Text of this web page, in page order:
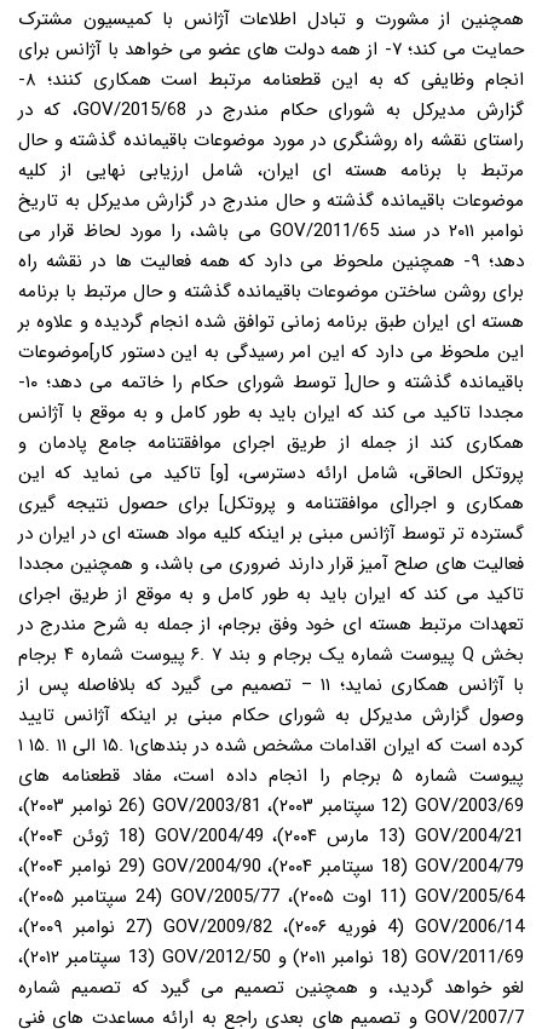
همچنین از مشورت و تبادل اطلاعات آژانس با کمیسیون مشترک
حمایت می کند؛ ۷- از همه دولت های عضو می خواهد با آژانس برای
انجام وظایفی که به این قطعنامه مرتبط است همکاری کنند؛ ۸-
گزارش مدیرکل به شورای حکام مندرج در GOV/2015/68، که در
راستای نقشه راه روشنگری در مورد موضوعات باقیمانده گذشته و حال
مرتبط با برنامه هسته ای ایران، شامل ارزیابی نهایی از کلیه
موضوعات باقیمانده گذشته و حال مندرج در گزارش مدیرکل به تاریخ
نوامبر ۲۰۱۱ در سند GOV/2011/65 می باشد، را مورد لحاظ قرار می
دهد؛ ۹- همچنین ملحوظ می دارد که همه فعالیت ها در نقشه راه
برای روشن ساختن موضوعات باقیمانده گذشته و حال مرتبط با برنامه
هسته ای ایران طبق برنامه زمانی توافق شده انجام گردیده و علاوه بر
این ملحوظ می دارد که این امر رسیدگی به این دستور کار]موضوعات
باقیمانده گذشته و حال[ توسط شورای حکام را خاتمه می دهد؛ ۱۰-
مجددا تاکید می کند که ایران باید به طور کامل و به موقع با آژانس
همکاری کند از جمله از طریق اجرای موافقتنامه جامع پادمان و
پروتکل الحاقی، شامل ارائه دسترسی، [و] تاکید می نماید که این
همکاری و اجرا[ی موافقتنامه و پروتکل] برای حصول نتیجه گیری
گسترده تر توسط آژانس مبنی بر اینکه کلیه مواد هسته ای در ایران در
فعالیت های صلح آمیز قرار دارند ضروری می باشد، و همچنین مجددا
تاکید می کند که ایران باید به طور کامل و به موقع از طریق اجرای
تعهدات مرتبط هسته ای خود وفق برجام، از جمله به شرح مندرج در
بخش Q پیوست شماره یک برجام و بند ۷ .۶ پیوست شماره ۴ برجام
با آژانس همکاری نماید؛ ۱۱ – تصمیم می گیرد که بلافاصله پس از
وصول گزارش مدیرکل به شورای حکام مبنی بر اینکه آژانس تایید
کرده است که ایران اقدامات مشخص شده در بندهای۱ .۱۵ الی ۱۱ .۱۵ ۱
پیوست شماره ۵ برجام را انجام داده است، مفاد قطعنامه های
GOV/2003/69 (12 سپتامبر ۲۰۰۳)، GOV/2003/81 (26 نوامبر ۲۰۰۳)،
GOV/2004/21 (13 مارس ۲۰۰۴)، GOV/2004/49 (18 ژوئن ۲۰۰۴)،
GOV/2004/79 (18 سپتامبر ۲۰۰۴)، GOV/2004/90 (29 نوامبر ۲۰۰۴)،
GOV/2005/64 (11 اوت ۲۰۰۵)، GOV/2005/77 (24 سپتامبر ۲۰۰۵)،
GOV/2006/14 (4 فوریه ۲۰۰۶)، GOV/2009/82 (27 نوامبر ۲۰۰۹)،
GOV/2011/69 (18 نوامبر ۲۰۱۱) و GOV/2012/50 (13 سپتامبر ۲۰۱۲)،
لغو خواهد گردید، و همچنین تصمیم می گیرد که تصمیم شماره
GOV/2007/7 و تصمیم های بعدی راجع به ارائه مساعدت های فنی